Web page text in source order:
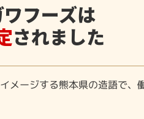
フーズは
されました
メージする熊本県の造語で、